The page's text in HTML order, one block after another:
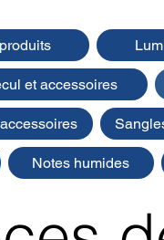
et accessoires
Notes humides